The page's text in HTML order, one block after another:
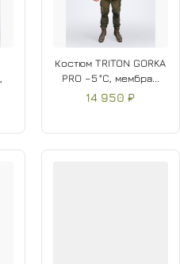
Костюм TRITON GORKA
PRO –5 °C, мембра...
14 950 ₽